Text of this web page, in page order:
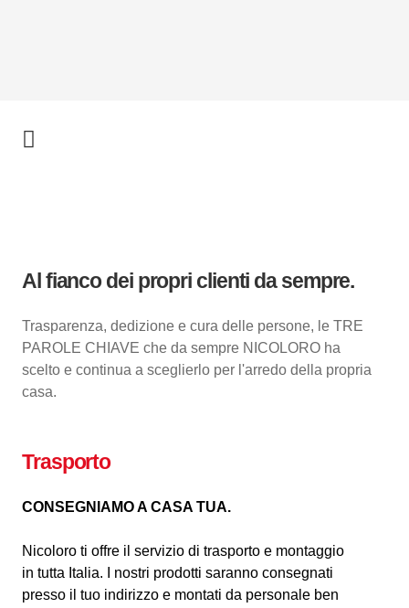
Al fianco dei propri clienti da sempre.
Trasparenza, dedizione e cura delle persone, le TRE
PAROLE CHIAVE che da sempre NICOLORO ha
scelto e continua a sceglierlo per l'arredo della propria
casa.
Trasporto
CONSEGNIAMO A CASA TUA.
Nicoloro ti offre il servizio di trasporto e montaggio
in tutta Italia. I nostri prodotti saranno consegnati
presso il tuo indirizzo e montati da personale ben